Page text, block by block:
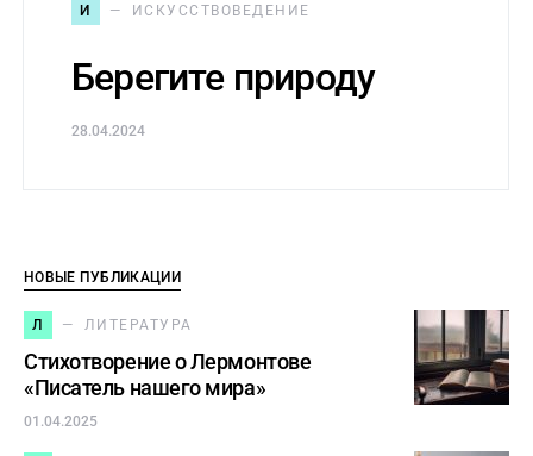
И ИСКУССТВОВЕДЕНИЕ
Берегите природу
28.04.2024
НОВЫЕ ПУБЛИКАЦИИ
Л ЛИТЕРАТУРА
Стихотворение о Лермонтове
«Писатель нашего мира»
01.04.2025